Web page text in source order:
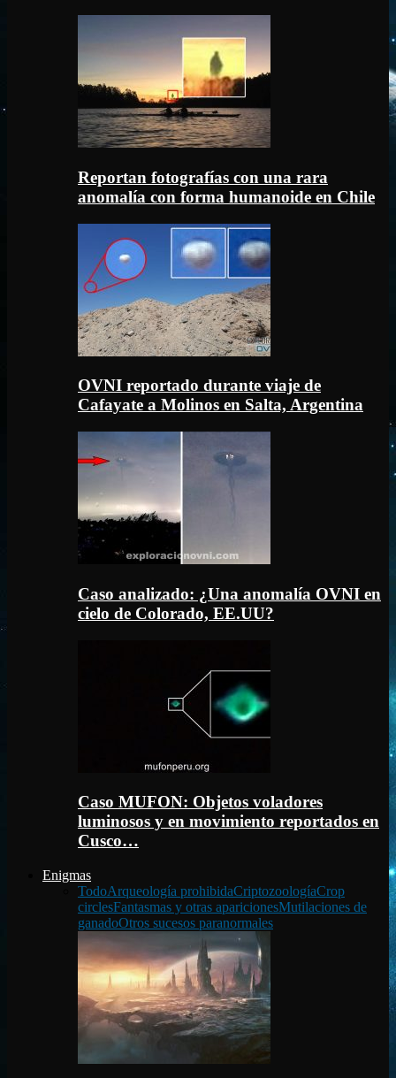
Reportan fotografías con una rara
anomalía con forma humanoide en Chile
OVNI reportado durante viaje de
Cafayate a Molinos en Salta, Argentina
Caso analizado: ¿Una anomalía OVNI en
cielo de Colorado, EE.UU?
Caso MUFON: Objetos voladores
luminosos y en movimiento reportados en
Cusco…
Enigmas
TodoArqueología prohibidaCriptozoologíaCrop
circlesFantasmas y otras aparicionesMutilaciones de
ganadoOtros sucesos paranormales